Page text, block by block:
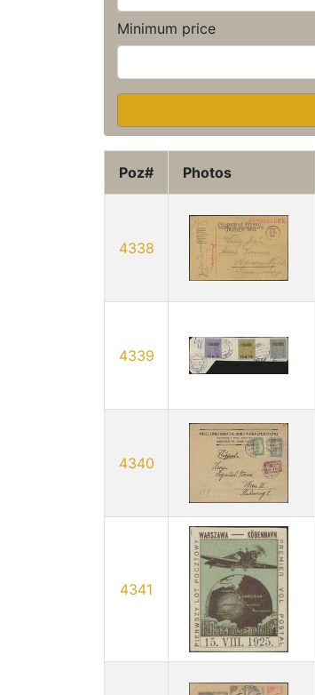
Minimum price
Poz# Photos
4338
4339
4340
4341